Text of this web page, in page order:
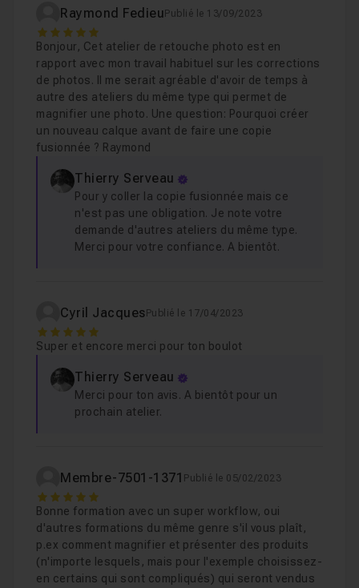
Leçon 9
Leçon 10 Etape 10 - Ajout et intégration de reflets
Leçon 11 Etape 11 - Retouches globales et conclusion
Raymond Fedieu Publié le 13/09/2023
5
Bonjour, Cet atelier de retouche photo est en
rapport avec mon travail habituel sur les corrections
de photos. Il me serait agréable d'avoir de temps à
autre des ateliers du même type qui permet de
magnifier une photo. Une question: Pourquoi créer
un nouveau calque avant de faire une copie
fusionnée ? Raymond
Thierry Serveau
Pour y coller la copie fusionnée mais ce
n'est pas une obligation. Je note votre
demande d'autres ateliers du même type.
Merci pour votre confiance. A bientôt.
Cyril Jacques Publié le 17/04/2023
5
Super et encore merci pour ton boulot
Thierry Serveau
Merci pour ton avis. A bientôt pour un
prochain atelier.
Membre-7501-1371 Publié le 05/02/2023
5
Bonne formation avec un super workflow, oui
d'autres formations du même genre s'il vous plaît,
p.ex comment magnifier et présenter des produits
(n'importe lesquels, mais pour l'exemple choisissez-
en certains qui sont compliqués) qui seront vendus